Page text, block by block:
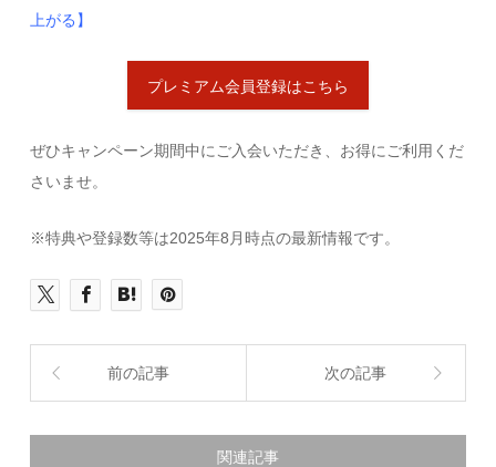
上がる】
プレミアム会員登録はこちら
ぜひキャンペーン期間中にご入会いただき、お得にご利用くだ
さいませ。
※特典や登録数等は2025年8月時点の最新情報です。
前の記事 次の記事
関連記事